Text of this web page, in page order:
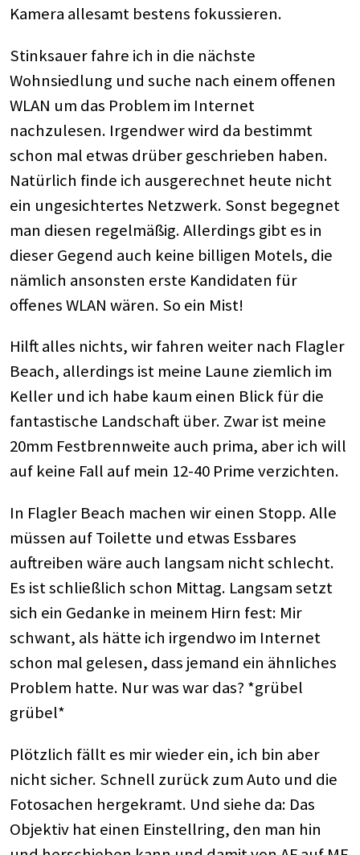
Kamera allesamt bestens fokussieren.
Stinksauer fahre ich in die nächste
Wohnsiedlung und suche nach einem offenen
WLAN um das Problem im Internet
nachzulesen. Irgendwer wird da bestimmt
schon mal etwas drüber geschrieben haben.
Natürlich finde ich ausgerechnet heute nicht
ein ungesichtertes Netzwerk. Sonst begegnet
man diesen regelmäßig. Allerdings gibt es in
dieser Gegend auch keine billigen Motels, die
nämlich ansonsten erste Kandidaten für
offenes WLAN wären. So ein Mist!
Hilft alles nichts, wir fahren weiter nach Flagler
Beach, allerdings ist meine Laune ziemlich im
Keller und ich habe kaum einen Blick für die
fantastische Landschaft über. Zwar ist meine
20mm Festbrennweite auch prima, aber ich will
auf keine Fall auf mein 12-40 Prime verzichten.
In Flagler Beach machen wir einen Stopp. Alle
müssen auf Toilette und etwas Essbares
auftreiben wäre auch langsam nicht schlecht.
Es ist schließlich schon Mittag. Langsam setzt
sich ein Gedanke in meinem Hirn fest: Mir
schwant, als hätte ich irgendwo im Internet
schon mal gelesen, dass jemand ein ähnliches
Problem hatte. Nur was war das? *grübel
grübel*
Plötzlich fällt es mir wieder ein, ich bin aber
nicht sicher. Schnell zurück zum Auto und die
Fotosachen hergekramt. Und siehe da: Das
Objektiv hat einen Einstellring, den man hin